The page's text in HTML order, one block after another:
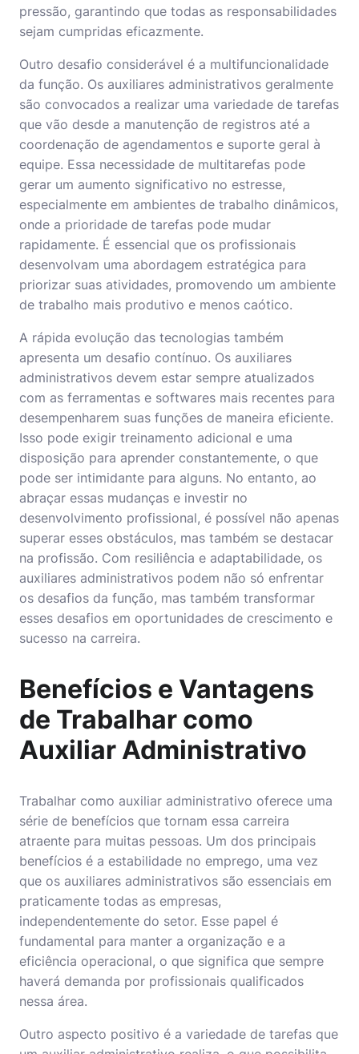
pressão, garantindo que todas as responsabilidades
sejam cumpridas eficazmente.
Outro desafio considerável é a multifuncionalidade
da função. Os auxiliares administrativos geralmente
são convocados a realizar uma variedade de tarefas
que vão desde a manutenção de registros até a
coordenação de agendamentos e suporte geral à
equipe. Essa necessidade de multitarefas pode
gerar um aumento significativo no estresse,
especialmente em ambientes de trabalho dinâmicos,
onde a prioridade de tarefas pode mudar
rapidamente. É essencial que os profissionais
desenvolvam uma abordagem estratégica para
priorizar suas atividades, promovendo um ambiente
de trabalho mais produtivo e menos caótico.
A rápida evolução das tecnologias também
apresenta um desafio contínuo. Os auxiliares
administrativos devem estar sempre atualizados
com as ferramentas e softwares mais recentes para
desempenharem suas funções de maneira eficiente.
Isso pode exigir treinamento adicional e uma
disposição para aprender constantemente, o que
pode ser intimidante para alguns. No entanto, ao
abraçar essas mudanças e investir no
desenvolvimento profissional, é possível não apenas
superar esses obstáculos, mas também se destacar
na profissão. Com resiliência e adaptabilidade, os
auxiliares administrativos podem não só enfrentar
os desafios da função, mas também transformar
esses desafios em oportunidades de crescimento e
sucesso na carreira.
Benefícios e Vantagens
de Trabalhar como
Auxiliar Administrativo
Trabalhar como auxiliar administrativo oferece uma
série de benefícios que tornam essa carreira
atraente para muitas pessoas. Um dos principais
benefícios é a estabilidade no emprego, uma vez
que os auxiliares administrativos são essenciais em
praticamente todas as empresas,
independentemente do setor. Esse papel é
fundamental para manter a organização e a
eficiência operacional, o que significa que sempre
haverá demanda por profissionais qualificados
nessa área.
Outro aspecto positivo é a variedade de tarefas que